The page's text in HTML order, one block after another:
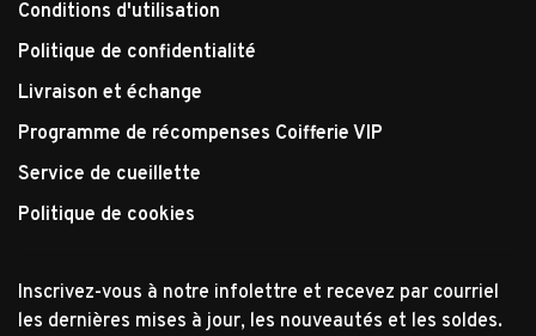
Conditions d'utilisation
Politique de confidentialité
Livraison et échange
Programme de récompenses Coifferie VIP
Service de cueillette
Politique de cookies
Inscrivez-vous à notre infolettre et recevez par courriel
les dernières mises à jour, les nouveautés et les soldes.